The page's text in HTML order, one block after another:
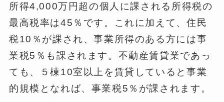
所得4,000万円超の個人に課される所得税の
最高税率は45％です。これに加えて、住民
税10％が課され、事業所得のある方には事
業税5％も課されます。不動産賃貸業であっ
ても、５棟10室以上を賃貸していると事業
的規模となれば、事業税5％が課されます。